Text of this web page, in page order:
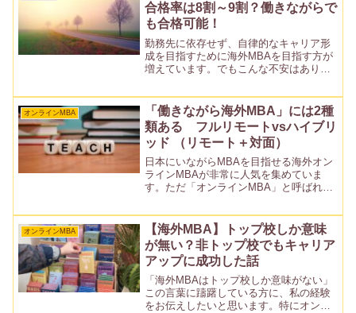
合格率は8割～9割？働きながらで
も合格可能！
勤務先に依存せず、自律的なキャリア形
成を目指すために海外MBAを目指す方が
増えています。でもこんな不安はありま
きる？」「合格率はいったいどのくら
い？」この記事ではこういった疑問につ
いて、実際のデータをベー...
オンラインMBA
「働きながら海外MBA」には2種
類ある フルリモートvsハイブリ
ッド （リモート＋対面）
日本にいながらMBAを目指せる海外オン
ラインMBAが非常に人気を集めていま
す。ただ「オンラインMBA」と呼ばれる
リッド（リモート＋対面）の二種類があ
ります。日本で海外MBAを目指す方にと
っては、極めて重要...
オンラインMBA
【海外MBA】トップ校しか意味
が無い？非トップ校でもキャリア
アップに成功した話
「海外MBAはトップ校しか意味がない」
この言葉に躊躇している方に、私の経験
をお伝えしたいと思います。特にオンラ